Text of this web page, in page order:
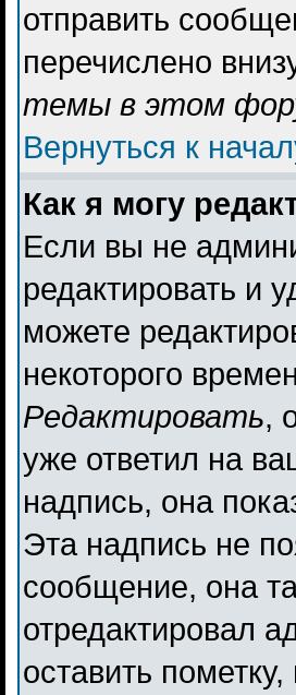
отправить
перечислено
темы в этом
Вернуться к
Как я могу
Если вы не
редактировать и
можете
некоторого
Редактировать,
уже ответил на
надпись, она
Эта надпись не
сообщение, она
отредактировал
оставить